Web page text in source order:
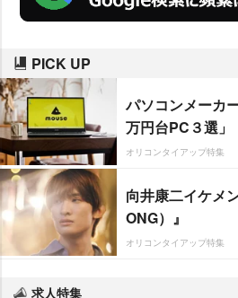
PICK UP
パソコンメーカ
万円台PC３選」
オリコンタイアップ特集
向井康二イケメ
ONG）』
オリコンタイアップ特集
求人特集